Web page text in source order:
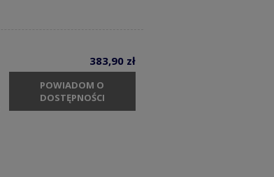
383,90 zł
POWIADOM O
DOSTĘPNOŚCI